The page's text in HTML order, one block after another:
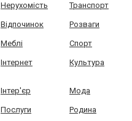
Нерухомість Транспорт
Відпочинок Розваги
Меблі Спорт
Інтернет Культура
Інтер'єр Мода
Послуги Родина